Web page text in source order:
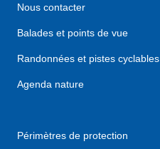
Nous contacter
Balades et points de vue
Randonnées et pistes cyclables
Agenda nature
Périmètres de protection